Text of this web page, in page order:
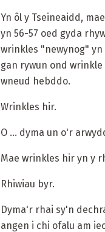
Yn ôl y Tseineaidd,
yn 56-57 oed gyda
wrinkles "newynog"
gan rywun ond
wneud hebddo.
Wrinkles hir.
O ... dyma un o'r
Mae wrinkles hir yn y
Rhiwiau byr.
Dyma'r rhai sy'n
angen i chi ofalu am